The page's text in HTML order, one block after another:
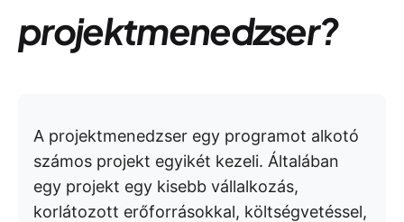
projektmenedzser?
A projektmenedzser egy programot alkotó
számos projekt egyikét kezeli. Általában
egy projekt egy kisebb vállalkozás,
korlátozott erőforrásokkal, költségvetéssel,